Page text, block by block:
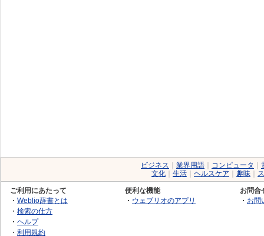
ビジネス 業界用語 コンピュータ
文化
生活 ヘルスケア 趣味
ご利用にあたって
・ Weblio辞書とは
・ 検索の仕方
・ ヘルプ
・ 利用規約
便利な機能
・ ウェブリオのアプリ
お問合
・ お問